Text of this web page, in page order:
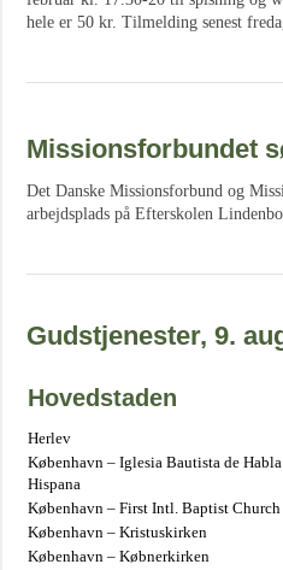
hele er 50 kr. Tilmelding senest
Missionsforbundet
Det Danske Missionsforbund og
arbejdsplads på Efterskolen
Gudstjenester, 9.
Hovedstaden
Herlev
København – Iglesia Bautista de Habla
Hispana
København – First Intl. Baptist Church
København – Kristuskirken
København – Købnerkirken